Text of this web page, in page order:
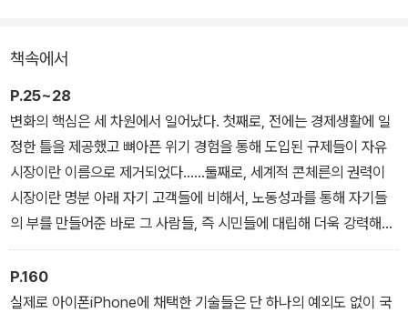
현되면서 젊은이들의 미래를 위협하고 있으며, 흔히 창의적인 지적
노력의 결과라고 받아들이는 특허권마저 실은 소수 거대 콘체른의 시
장 지배력을 지키는 수단으로 전락했다는 사실을 저자는 구체적인 사
례를 들어 설명한다.
이 책은 자본주의 경제와 우리의 삶이라는 주제는 다루기 쉬운 주제
가 아닌데도 그것을 아주 쉽고 명쾌하게 서술해 독자들의 이해와 판
책속에서
P.25~28
변화의 핵심은 세 차원에서 일어났다. 첫째로, 전에는 경제생활에 일
정한 틀을 제공했고 뼈아픈 위기 경험을 통해 도입된 규제들이 자유
시장이란 이름으로 제거되었다......둘째로, 세계적 콘체른의 권력이
시장이란 명분 아래 자기 고객들에 비해서, 노동성과를 통해 자기들
의 부를 만들어준 바로 그 사람들, 즉 시민들에 대립해 더욱 강력해졌
다. 노동자들을 이유 없이 해고하지 못하도록 보호해 주던 관련 법규
들을 갑자기 “노동시장의 경직성”으로 매도하더니 폐기하고 말았
다......사회적 급여 역시 기업이 과도하게 지급하는 비용에 지나지 않
P.160
실제로 아이폰iPhone에 채택한 기술들은 단 하나의 예외도 없이 국